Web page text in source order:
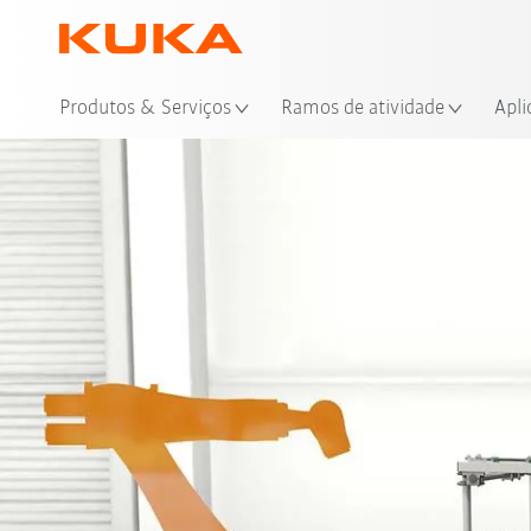
Produtos & Serviços Ramos de atividade